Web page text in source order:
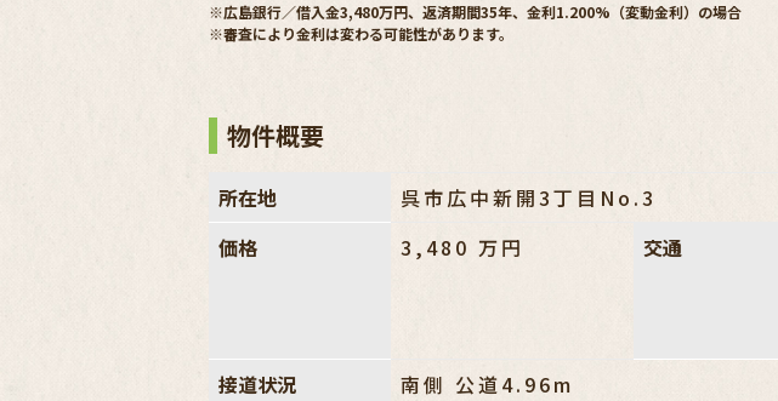
※広島銀行／借入金3,480万円、返済期間35年、金利1.200%（変動金利）の場合
※審査により金利は変わる可能性があります。
物件概要
所在地
呉市広中新開3丁目No.3
価格
3,480 万円 交通
接道状況
南側 公道4.96m